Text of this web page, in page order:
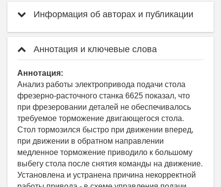
Информация об авторах и публикации
Аннотация и ключевые слова
Аннотация:
Анализ работы электропривода подачи стола
фрезерно-расточного станка 6625 показал, что
при фрезеровании деталей не обеспечивалось
требуемое торможение двигающегося стола.
Стол тормозился быстро при движении вперед,
при движении в обратном направлении
медленное торможение приводило к большому
выбегу стола после снятия команды на движение.
Установлена и устранена причина некорректной